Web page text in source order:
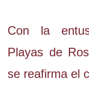
Con la
Playas de
se reafirma el